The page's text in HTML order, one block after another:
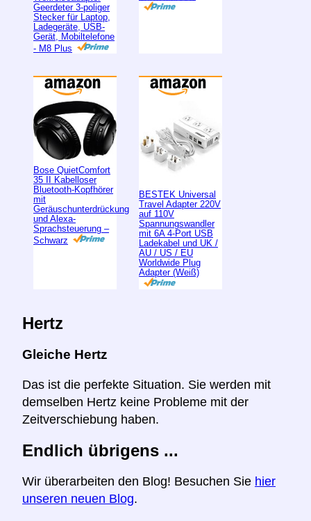
Geerdeter 3-poliger
Stecker für Laptop,
Ladegeräte, USB-
Gerät, Mobiltelefone
- M8 Plus
Bose QuietComfort
35 II Kabelloser
Bluetooth-Kopfhörer
mit
Geräuschunterdrückung
und Alexa-
Sprachsteuerung –
Schwarz
BESTEK Universal
Travel Adapter 220V
auf 110V
Spannungswandler
mit 6A 4-Port USB
Ladekabel und UK /
AU / US / EU
Worldwide Plug
Adapter (Weiß)
Hertz
Gleiche Hertz
Das ist die perfekte Situation. Sie werden mit
demselben Hertz keine Probleme mit der
Zeitverschiebung haben.
Endlich übrigens ...
Wir überarbeiten den Blog! Besuchen Sie hier
unseren neuen Blog.